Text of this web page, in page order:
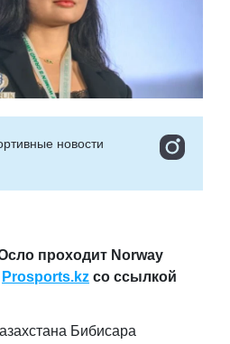
новости
проходит Norway
Prosports.kz со ссылкой
Бибисара